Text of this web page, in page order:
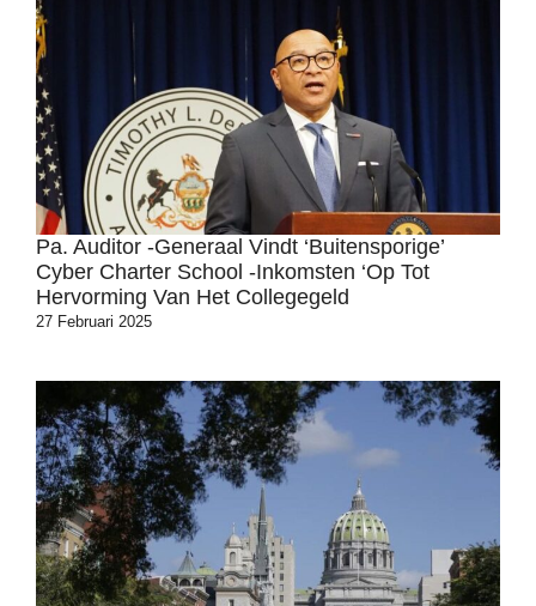
Pa. Auditor -generaal Vindt ‘buitensporige’
Cyber ​​Charter School -inkomsten ‘op Tot
Hervorming Van Het Collegegeld
27 Februari 2025